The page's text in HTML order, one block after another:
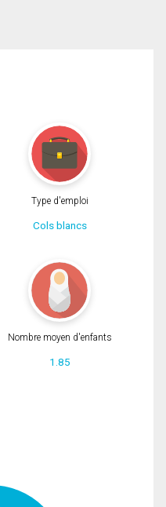
Type d'emploi
Cols blancs
Nombre moyen d'enfants
1.85